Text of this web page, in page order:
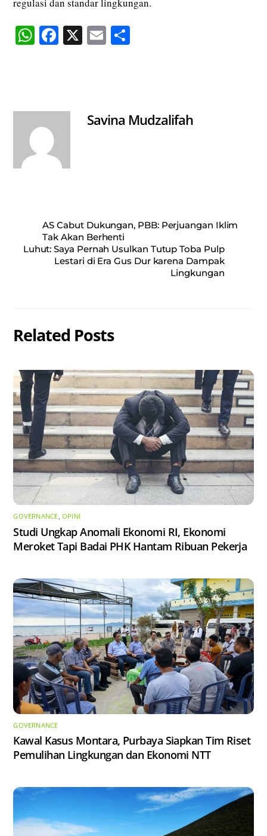
W
pp
Fa X E
Savina Mudzalifah
AS Cabut Dukungan, PBB: Perjuangan Iklim
Tak Akan Berhenti
Luhut: Saya Pernah Usulkan Tutup Toba Pulp
Lestari di Era Gus Dur karena Dampak
Lingkungan
Related Posts
GOVERNANCE, OPINI
Studi Ungkap Anomali Ekonomi RI, Ekonomi
Meroket Tapi Badai PHK Hantam Ribuan Pekerja
GOVERNANCE
Kawal Kasus Montara, Purbaya Siapkan Tim Riset
Pemulihan Lingkungan dan Ekonomi NTT